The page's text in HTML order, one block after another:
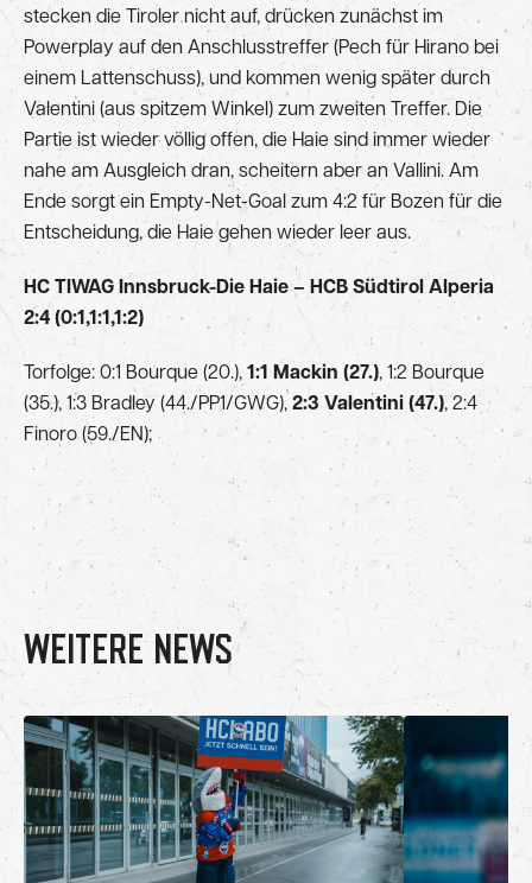
stecken die Tiroler nicht auf, drücken zunächst im
Powerplay auf den Anschlusstreffer (Pech für Hirano bei
einem Lattenschuss), und kommen wenig später durch
Valentini (aus spitzem Winkel) zum zweiten Treffer. Die
Partie ist wieder völlig offen, die Haie sind immer wieder
nahe am Ausgleich dran, scheitern aber an Vallini. Am
Ende sorgt ein Empty-Net-Goal zum 4:2 für Bozen für die
Entscheidung, die Haie gehen wieder leer aus.
HC TIWAG Innsbruck-Die Haie – HCB Südtirol Alperia
2:4 (0:1,1:1,1:2)
Torfolge: 0:1 Bourque (20.), 1:1 Mackin (27.), 1:2 Bourque
(35.), 1:3 Bradley (44./PP1/GWG), 2:3 Valentini (47.), 2:4
Finoro (59./EN);
WEITERE NEWS